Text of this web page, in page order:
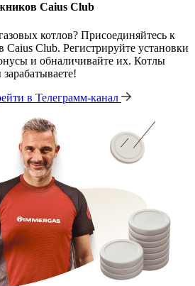
Caius Club
котлов? Присоединяйтесь к
Club. Регистрируйте установки
и обналичивайте их. Котлы
в Телеграмм-канал